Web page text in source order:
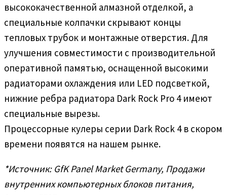
высококачественной алмазной отделкой, а
специальные колпачки скрывают концы
тепловых трубок и монтажные отверстия. Для
улучшения совместимости с производительной
оперативной памятью, оснащенной высокими
радиаторами охлаждения или LED подсветкой,
нижние ребра радиатора Dark Rock Pro 4 имеют
специальные вырезы.
Процессорные кулеры серии Dark Rock 4 в скором
времени появятся на нашем рынке.
*Источник: GfK Panel Market Germany, Продажи
внутренних компьютерных блоков питания,